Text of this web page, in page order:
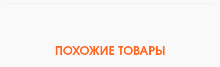
ПОХОЖИЕ ТОВАРЫ